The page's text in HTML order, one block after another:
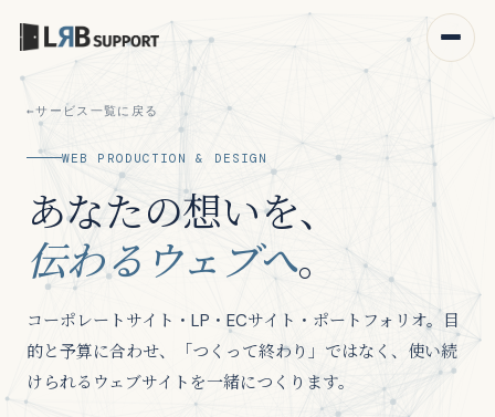
ウェブ制作・デザイン
デジタルサポート
サービス一覧に戻る
WEB PRODUCTION & DESIGN
あなたの想いを、
伝わるウェブへ。
コーポレートサイト・LP・ECサイト・ポートフォリオ。目
的と予算に合わせ、「つくって終わり」ではなく、使い続
けられるウェブサイトを一緒につくります。